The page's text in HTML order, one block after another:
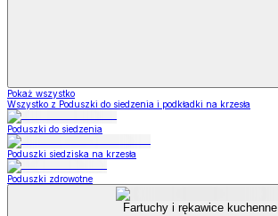
Pokaż wszystko
Wszystko z Poduszki do siedzenia i podkładki na krzesła
Poduszki do siedzenia
Poduszki siedziska na krzesła
Poduszki zdrowotne
Fartuchy i rękawice kuchenne